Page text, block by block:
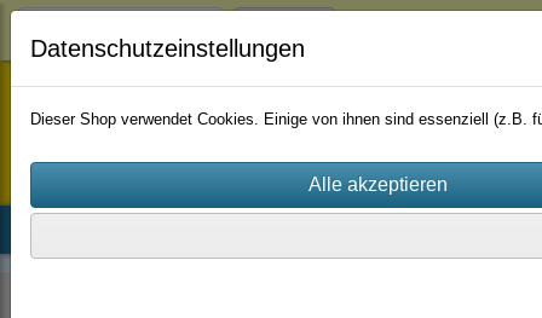
staufenbiel-berlin
Datenschutzeinstellungen
Dieser Shop verwendet Cookies. Einige von ihnen sind essenziell (z.B.